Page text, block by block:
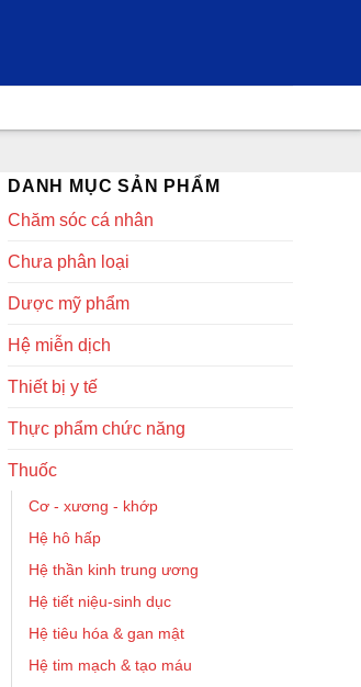
DANH MỤC SẢN PHẨM
Chăm sóc cá nhân
Chưa phân loại
Dược mỹ phẩm
Hệ miễn dịch
Thiết bị y tế
Thực phẩm chức năng
Thuốc
Cơ - xương - khớp
Hệ hô hấp
Hệ thần kinh trung ương
Hệ tiết niệu-sinh dục
Hệ tiêu hóa & gan mật
Hệ tim mạch & tạo máu